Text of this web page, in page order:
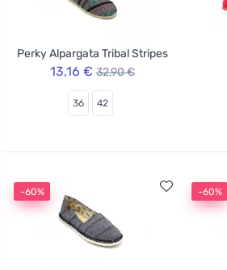
Perky Alpargata Tribal Stripes
13,16 € 32,90 €
36 42
-60% -60%